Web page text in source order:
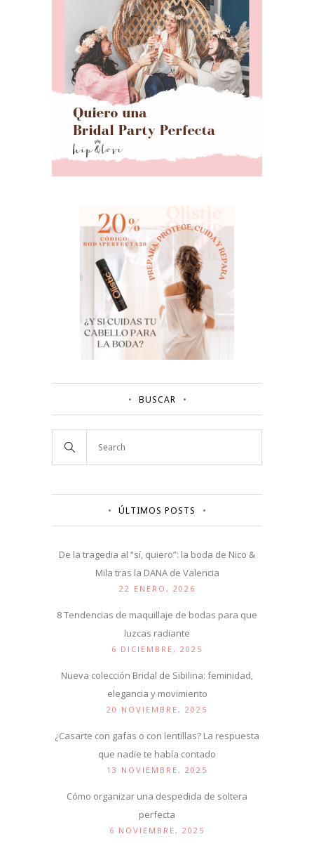
BUSCAR
ÚLTIMOS POSTS
De la tragedia al “sí, quiero”: la boda de Nico &
Mila tras la DANA de Valencia
22 ENERO, 2026
8 Tendencias de maquillaje de bodas para que
luzcas radiante
6 DICIEMBRE, 2025
Nueva colección Bridal de Sibilina: feminidad,
elegancia y movimiento
20 NOVIEMBRE, 2025
¿Casarte con gafas o con lentillas? La respuesta
que nadie te había contado
13 NOVIEMBRE, 2025
Cómo organizar una despedida de soltera
perfecta
6 NOVIEMBRE, 2025